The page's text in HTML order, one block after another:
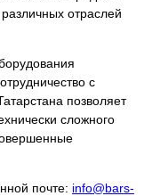
отраслей
с
позволяет
сложного
почте: info@bars-